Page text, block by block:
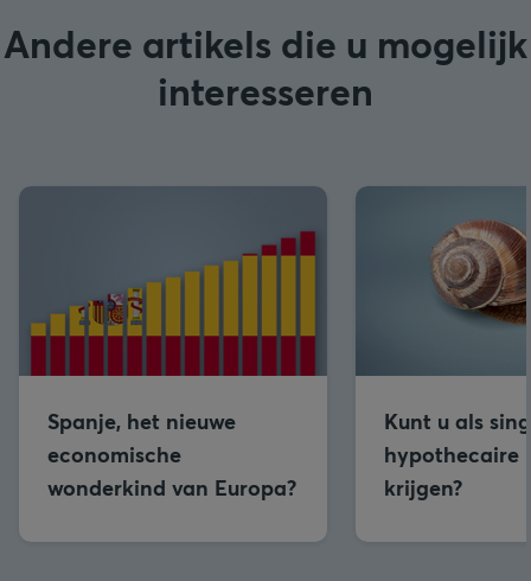
Andere artikels die u mogelijk
interesseren
Spanje, het nieuwe
economische
wonderkind van Europa?
Kunt u als
hypothecaire
krijgen?